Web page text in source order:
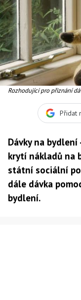
Rozhodující pro přiznání
Přidat
Dávky na bydlení
krytí nákladů na
státní sociální
dále dávka
bydlení.